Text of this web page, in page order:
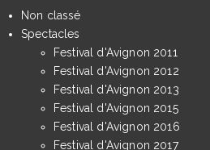
Non classé
Spectacles
Festival d'Avignon 2011
Festival d'Avignon 2012
Festival d'Avignon 2013
Festival d'Avignon 2015
Festival d'Avignon 2016
Festival d'Avignon 2017